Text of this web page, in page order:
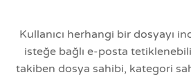
Kullanıcı herhangi bir dosyayı
isteğe bağlı e-posta
takiben dosya sahibi, kategori